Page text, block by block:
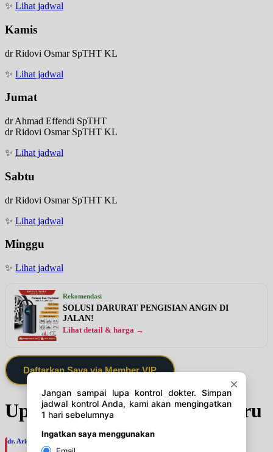
✨ Lihat jadwal
Kamis
dr Ridovi Osmar SpTHT KL
✨ Lihat jadwal
Jumat
dr Ahmad Effendi SpTHT
dr Ridovi Osmar SpTHT KL
✨ Lihat jadwal
Sabtu
dr Ridovi Osmar SpTHT KL
✨ Lihat jadwal
Minggu
✨ Lihat jadwal
Rekomendasi
SOLUSI DARURAT PENGISIAN ANGIN DI
JALAN!
Lihat detail & harga →
Daftarkan Saya via Member VIP
Update Jadwal Dokter terbaru
dr. Ario Baskoro, SpU